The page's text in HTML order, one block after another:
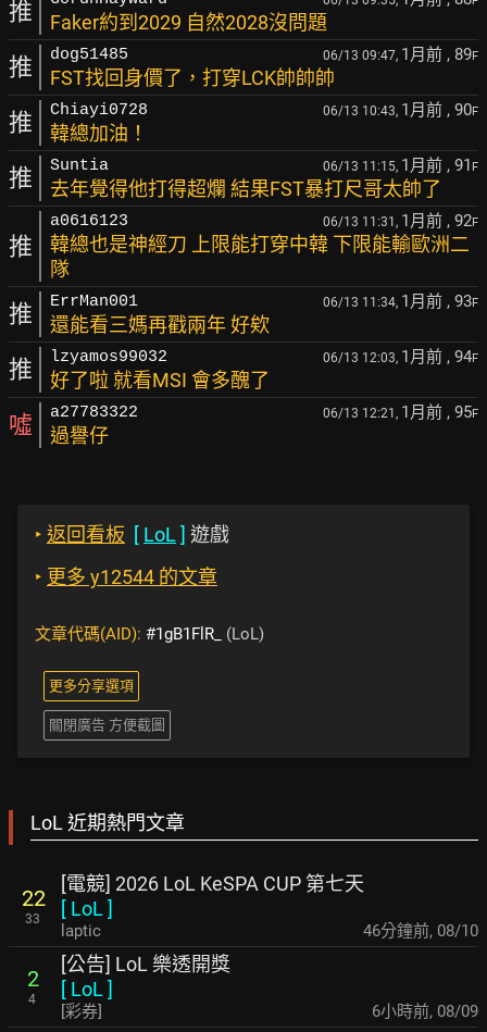
推 Faker約到2029 自然2028沒問題
推 dog51485 06/13 09:47, 1月前 , 89F
FST找回身價了，打穿LCK帥帥帥
推 Chiayi0728 06/13 10:43, 1月前 , 90F
韓總加油！
推 Suntia 06/13 11:15, 1月前 , 91 F
去年覺得他打得超爛 結果FST暴打尺哥太帥了
推
a0616123 06/13 11:31, 1月前 , 92F
韓總也是神經刀 上限能打穿中韓 下限能輸歐洲二
隊
推 ErrMan001 06/13 11:34, 1月前 , 93F
還能看三媽再戳兩年 好欸
推 lzyamos99032 06/13 12:03, 1月前 , 94F
好了啦 就看MSI 會多醜了
噓 a27783322 06/13 12:21, 1月前 , 95F
過譽仔
‣ 返回看板 [ LoL] 遊戲
‣ 更多 y12544 的文章
文章代碼(AID): #1gB1FlR_ (LoL)
更多分享選項
關閉廣告 方便截圖
LoL 近期熱門文章
22
33
[電競] 2026 LoL KeSPA CUP 第七天
[ LoL]
laptic 46分鐘前, 08/10
2
4
[公告] LoL 樂透開獎
[ LoL]
[彩券] 6小時前, 08/09